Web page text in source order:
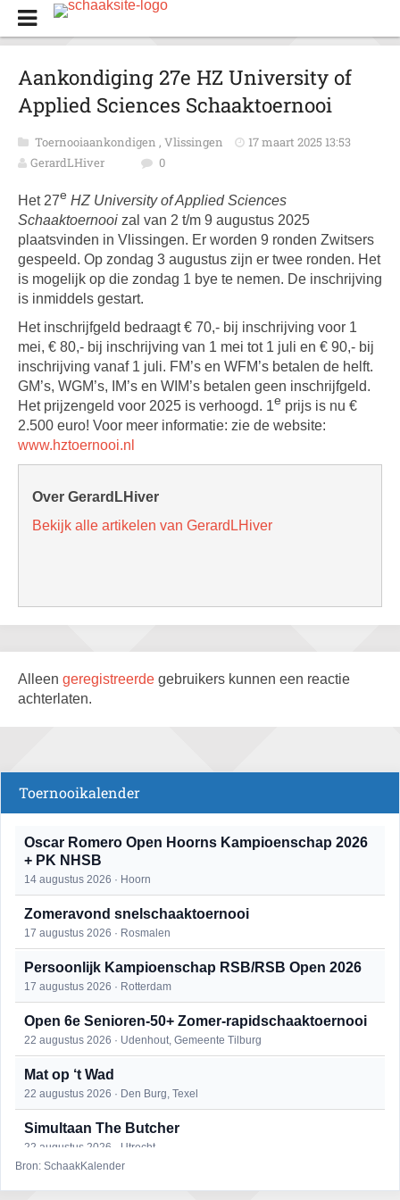
Aankondiging 27e HZ University of
Applied Sciences Schaaktoernooi
Toernooiaankondigen , Vlissingen
17 maart 2025 13:53
GerardLHiver
0
Het 27e HZ University of Applied Sciences
Schaaktoernooi zal van 2 t/m 9 augustus 2025
plaatsvinden in Vlissingen. Er worden 9 ronden Zwitsers
gespeeld. Op zondag 3 augustus zijn er twee ronden. Het
is mogelijk op die zondag 1 bye te nemen. De inschrijving
is inmiddels gestart.
Het inschrijfgeld bedraagt € 70,- bij inschrijving voor 1
mei, € 80,- bij inschrijving van 1 mei tot 1 juli en € 90,- bij
inschrijving vanaf 1 juli. FM’s en WFM’s betalen de helft.
GM’s, WGM’s, IM’s en WIM’s betalen geen inschrijfgeld.
Het prijzengeld voor 2025 is verhoogd. 1e prijs is nu €
2.500 euro! Voor meer informatie: zie de website:
www.hztoernooi.nl
Over GerardLHiver
Bekijk alle artikelen van GerardLHiver
Alleen geregistreerde gebruikers kunnen een reactie
achterlaten.
Toernooikalender
Oscar Romero Open Hoorns Kampioenschap 2026
+ PK NHSB
14 augustus 2026 · Hoorn
Zomeravond snelschaaktoernooi
17 augustus 2026 · Rosmalen
Persoonlijk Kampioenschap RSB/RSB Open 2026
17 augustus 2026 · Rotterdam
Open 6e Senioren-50+ Zomer-rapidschaaktoernooi
22 augustus 2026 · Udenhout, Gemeente Tilburg
Mat op ‘t Wad
22 augustus 2026 · Den Burg, Texel
Simultaan The Butcher
22 augustus 2026 · Utrecht
Bron: SchaakKalender